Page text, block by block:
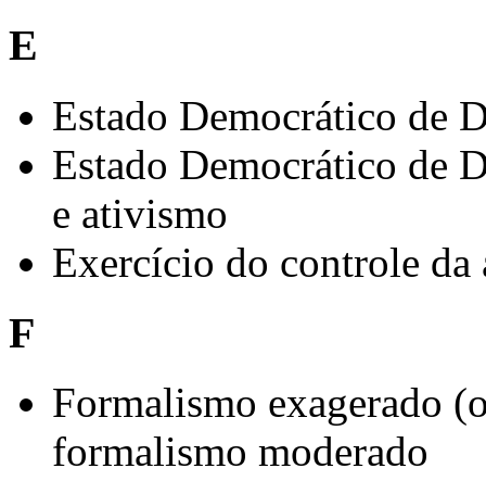
E
Estado Democrático de
Estado Democrático de
e ativismo
Exercício do controle
F
Formalismo exagerado
formalismo moderado